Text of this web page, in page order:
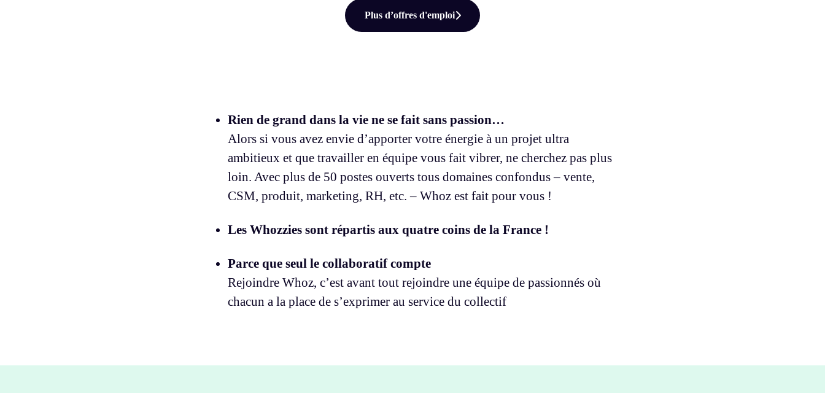
Plus d’offres d'emploi
Rien de grand dans la vie ne se fait sans passion…
Alors si vous avez envie d’apporter votre énergie à un projet ultra
ambitieux et que travailler en équipe vous fait vibrer, ne cherchez pas plus
loin. Avec plus de 50 postes ouverts tous domaines confondus – vente,
CSM, produit, marketing, RH, etc. – Whoz est fait pour vous !
Les Whozzies sont répartis aux quatre coins de la France !
Parce que seul le collaboratif compte
Rejoindre Whoz, c’est avant tout rejoindre une équipe de passionnés où
chacun a la place de s’exprimer au service du collectif